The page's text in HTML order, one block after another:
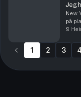
Jeg
New
på
9
1 2 3 4